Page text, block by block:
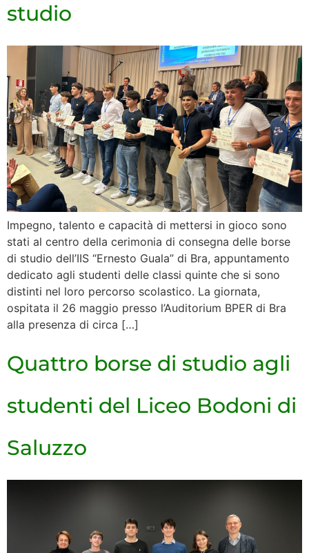
studio
Impegno, talento e capacità di mettersi in gioco sono
stati al centro della cerimonia di consegna delle borse
di studio dell’IIS “Ernesto Guala” di Bra, appuntamento
dedicato agli studenti delle classi quinte che si sono
distinti nel loro percorso scolastico. La giornata,
ospitata il 26 maggio presso l’Auditorium BPER di Bra
alla presenza di circa […]
Quattro borse di studio agli
studenti del Liceo Bodoni di
Saluzzo